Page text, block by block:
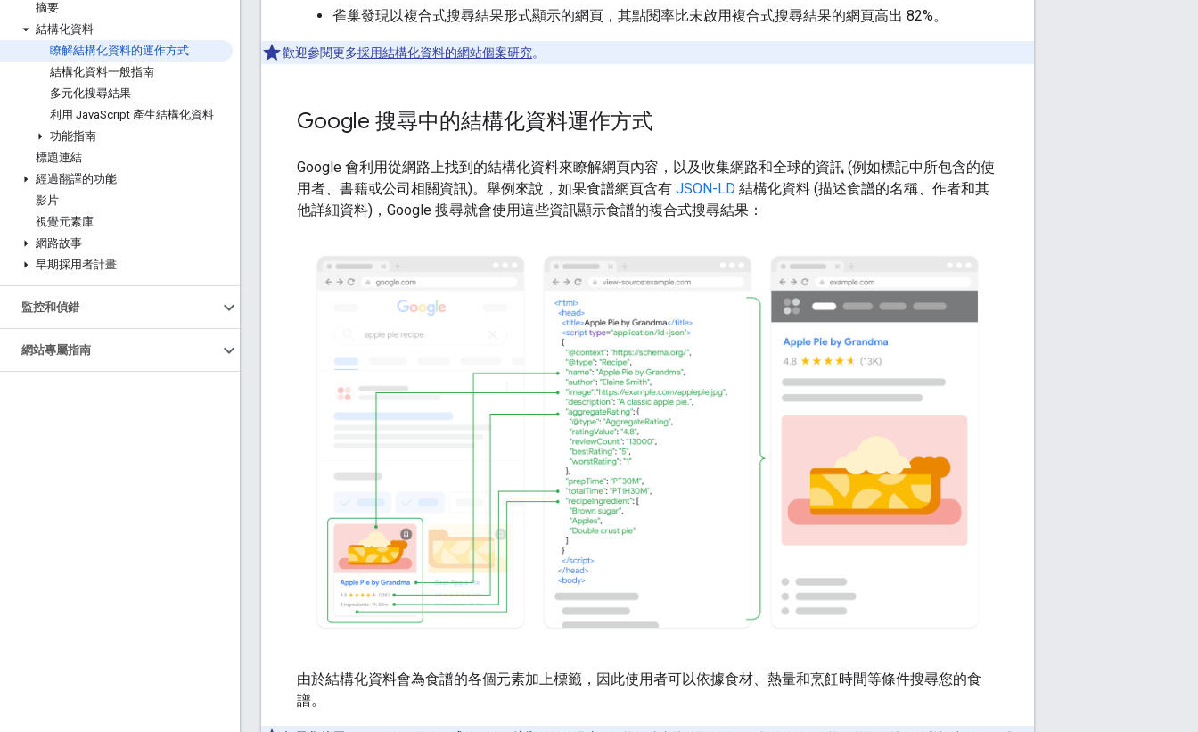
摘要
結構化資料
瞭解結構化資料的運作方式
結構化資料一般指南
多元化搜尋結果
利用 JavaScript 產生結構化資料
功能指南
標題連結
經過翻譯的功能
影片
視覺元素庫
網路故事
早期採用者計畫
監控和偵錯
網站專屬指南
雀巢發現以複合式搜尋結果形式顯示的網頁，其點閱率比未啟用複合式搜尋結果的網頁高出 82%。
歡迎參閱更多採用結構化資料的網站個案研究。
Google 搜尋中的結構化資料運作方式
Google 會利用從網路上找到的結構化資料來瞭解網頁內容，以及收集網路和全球的資訊 (例如標記中所包含的使
用者、書籍或公司相關資訊)。舉例來說，如果食譜網頁含有 JSON-LD 結構化資料 (描述食譜的名稱、作者和其
他詳細資料)，Google 搜尋就會使用這些資訊顯示食譜的複合式搜尋結果：
由於結構化資料會為食譜的各個元素加上標籤，因此使用者可以依據食材、熱量和烹飪時間等條件搜尋您的食
譜。